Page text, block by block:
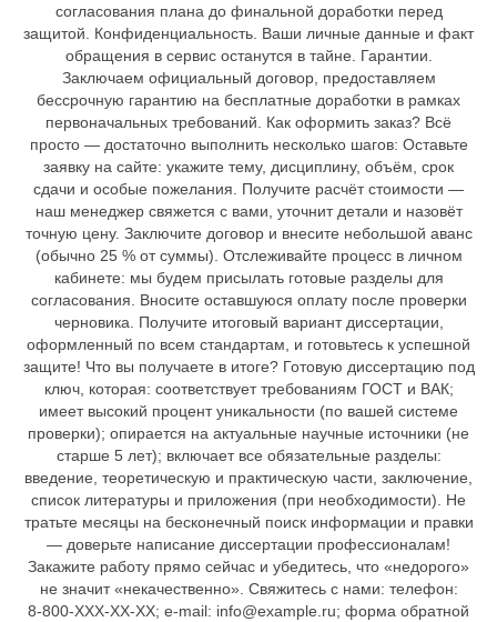
согласования плана до финальной доработки перед
защитой. Конфиденциальность. Ваши личные данные и факт
обращения в сервис останутся в тайне. Гарантии.
Заключаем официальный договор, предоставляем
бессрочную гарантию на бесплатные доработки в рамках
первоначальных требований. Как оформить заказ? Всё
просто — достаточно выполнить несколько шагов: Оставьте
заявку на сайте: укажите тему, дисциплину, объём, срок
сдачи и особые пожелания. Получите расчёт стоимости —
наш менеджер свяжется с вами, уточнит детали и назовёт
точную цену. Заключите договор и внесите небольшой аванс
(обычно 25 % от суммы). Отслеживайте процесс в личном
кабинете: мы будем присылать готовые разделы для
согласования. Вносите оставшуюся оплату после проверки
черновика. Получите итоговый вариант диссертации,
оформленный по всем стандартам, и готовьтесь к успешной
защите! Что вы получаете в итоге? Готовую диссертацию под
ключ, которая: соответствует требованиям ГОСТ и ВАК;
имеет высокий процент уникальности (по вашей системе
проверки); опирается на актуальные научные источники (не
старше 5 лет); включает все обязательные разделы:
введение, теоретическую и практическую части, заключение,
список литературы и приложения (при необходимости). Не
тратьте месяцы на бесконечный поиск информации и правки
— доверьте написание диссертации профессионалам!
Закажите работу прямо сейчас и убедитесь, что «недорого»
не значит «некачественно». Свяжитесь с нами: телефон:
8‑800‑XXX‑XX‑XX; e‑mail: info@example.ru; форма обратной